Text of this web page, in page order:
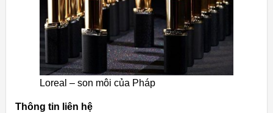
Loreal – son môi của Pháp
Thông tin liên hệ